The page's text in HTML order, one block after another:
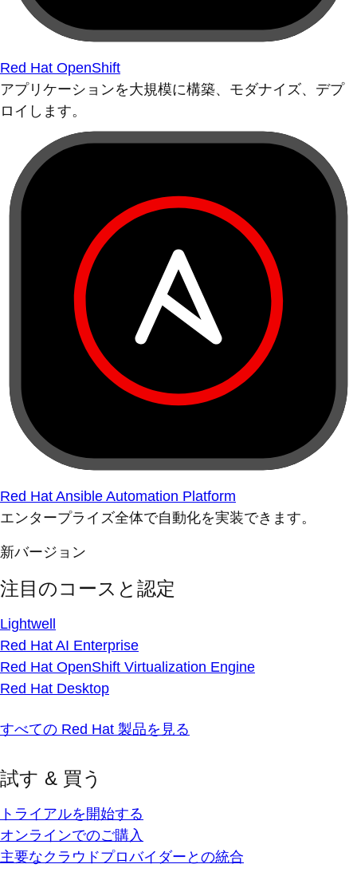
Red Hat OpenShift
アプリケーションを大規模に構築、モダナイズ、デプ
ロイします。
Red Hat Ansible Automation Platform
エンタープライズ全体で自動化を実装できます。
新バージョン
注目のコースと認定
Lightwell
Red Hat AI Enterprise
Red Hat OpenShift Virtualization Engine
Red Hat Desktop
すべての Red Hat 製品を見る
試す & 買う
トライアルを開始する
オンラインでのご購入
主要なクラウドプロバイダーとの統合